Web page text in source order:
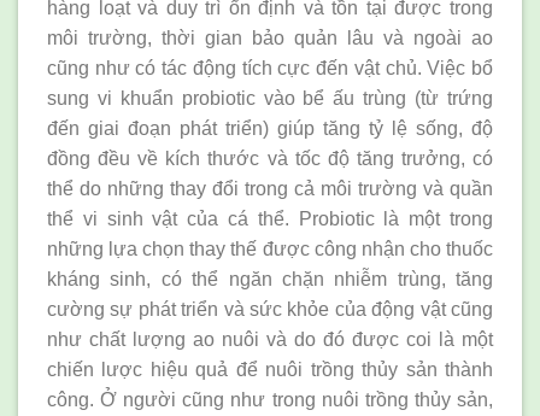
hàng loạt và duy trì ổn định và tồn tại được trong
môi trường, thời gian bảo quản lâu và ngoài ao
cũng như có tác động tích cực đến vật chủ. Việc bổ
sung vi khuẩn probiotic vào bể ấu trùng (từ trứng
đến giai đoạn phát triển) giúp tăng tỷ lệ sống, độ
đồng đều về kích thước và tốc độ tăng trưởng, có
thể do những thay đổi trong cả môi trường và quần
thể vi sinh vật của cá thể. Probiotic là một trong
những lựa chọn thay thế được công nhận cho thuốc
kháng sinh, có thể ngăn chặn nhiễm trùng, tăng
cường sự phát triển và sức khỏe của động vật cũng
như chất lượng ao nuôi và do đó được coi là một
chiến lược hiệu quả để nuôi trồng thủy sản thành
công. Ở người cũng như trong nuôi trồng thủy sản,